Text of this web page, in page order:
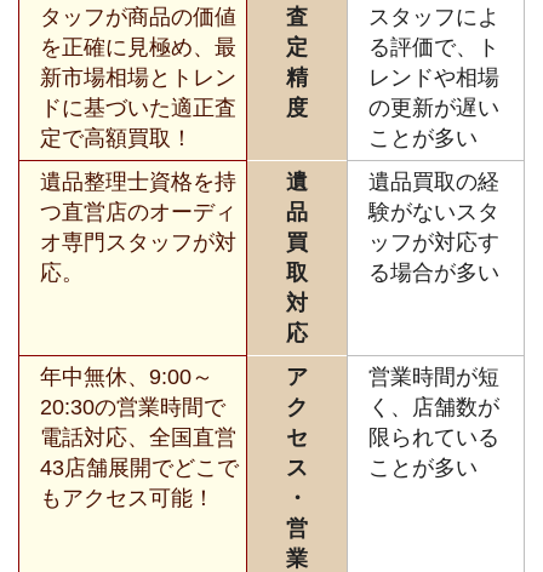
タッフが商品の価値
を正確に見極め、最
新市場相場とトレン
ドに基づいた適正査
定で高額買取！
査
定
精
度
スタッフによ
る評価で、ト
レンドや相場
の更新が遅い
ことが多い
遺品整理士資格を持
つ直営店のオーディ
オ専門スタッフが対
応。
遺
品
買
取
対
応
遺品買取の経
験がないスタ
ッフが対応す
る場合が多い
年中無休、9:00～
20:30の営業時間で
電話対応、全国直営
43店舗展開でどこで
もアクセス可能！
ア
ク
セ
ス
・
営
業
営業時間が短
く、店舗数が
限られている
ことが多い